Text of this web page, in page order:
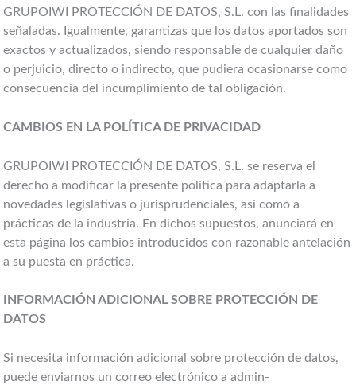
GRUPOIWI PROTECCIÓN DE DATOS, S.L. con las finalidades
señaladas. Igualmente, garantizas que los datos aportados son
exactos y actualizados, siendo responsable de cualquier daño
o perjuicio, directo o indirecto, que pudiera ocasionarse como
consecuencia del incumplimiento de tal obligación.
CAMBIOS EN LA POLÍTICA DE PRIVACIDAD
GRUPOIWI PROTECCIÓN DE DATOS, S.L. se reserva el
derecho a modificar la presente política para adaptarla a
novedades legislativas o jurisprudenciales, así como a
prácticas de la industria. En dichos supuestos, anunciará en
esta página los cambios introducidos con razonable antelación
a su puesta en práctica.
INFORMACIÓN ADICIONAL SOBRE PROTECCIÓN DE
DATOS
Si necesita información adicional sobre protección de datos,
puede enviarnos un correo electrónico a admin-